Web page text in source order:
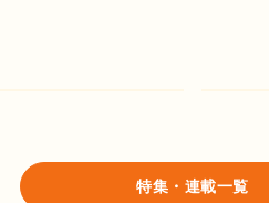
特集・連載一覧